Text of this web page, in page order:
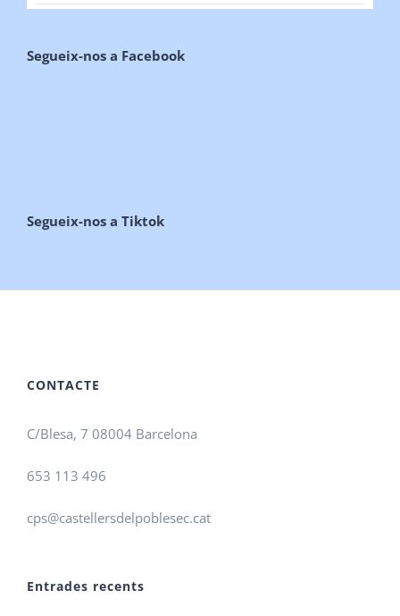
Segueix-nos a Facebook
Segueix-nos a Tiktok
CONTACTE
C/Blesa, 7 08004 Barcelona
653 113 496
cps@castellersdelpoblesec.cat
Entrades recents